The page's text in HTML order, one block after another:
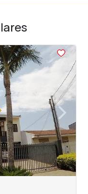
›
Next